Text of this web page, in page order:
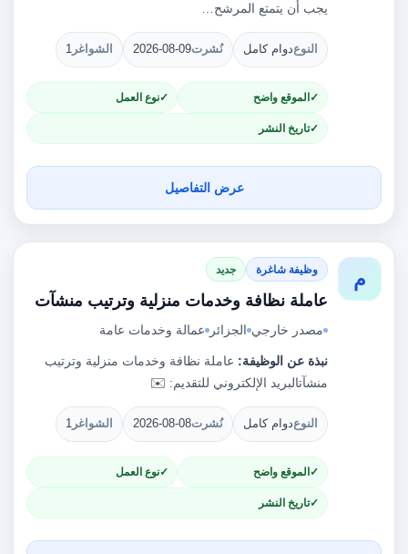
يجب أن يتمتع المرشح…
النوعدوام كامل نُشرت2026-08-09 الشواغر 1
الموقع واضح نوع العمل
تاريخ النشر
عرض التفاصيل
م وظيفة شاغرة جديد
عاملة نظافة وخدمات منزلية وترتيب منشآت
مصدر خارجي الجزائر عمالة وخدمات عامة
نبذة عن الوظيفة: عاملة نظافة وخدمات منزلية وترتيب
منشآتالبريد الإلكتروني للتقديم: ✉️
النوعدوام كامل نُشرت2026-08-08 الشواغر 1
الموقع واضح نوع العمل
تاريخ النشر